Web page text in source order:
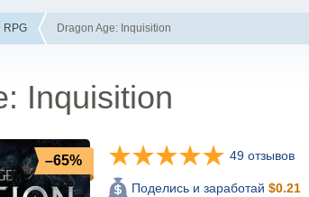
RPG Dragon Age: Inquisition
Inquisition
–65% 49 отзывов
Поделись и заработай $0.21